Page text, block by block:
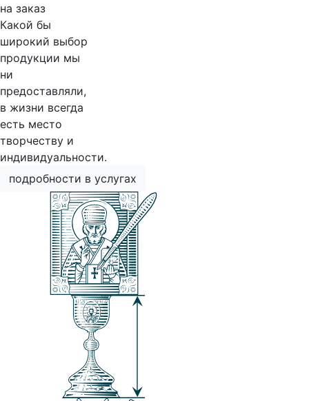
на заказ
Какой бы
широкий выбор
продукции мы
ни
предоставляли,
в жизни всегда
есть место
творчеству и
индивидуальности.
подробности в услугах